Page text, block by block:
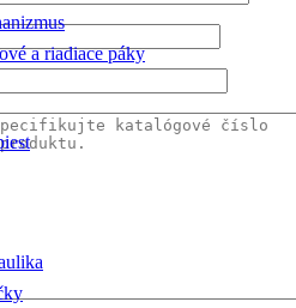
a riadiace páky